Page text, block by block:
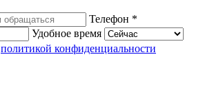
Телефон *
Удобное время
политикой конфиденциальности